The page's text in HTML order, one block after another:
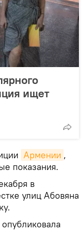
ищет
Армении ,
показания.
в
улиц Абовяна